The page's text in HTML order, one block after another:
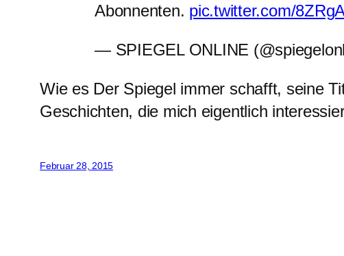
Abonnenten. pic.twitter.com/
— SPIEGEL ONLINE
Wie es Der Spiegel immer schafft, seine
Geschichten, die mich eigentlich
Februar 28, 2015